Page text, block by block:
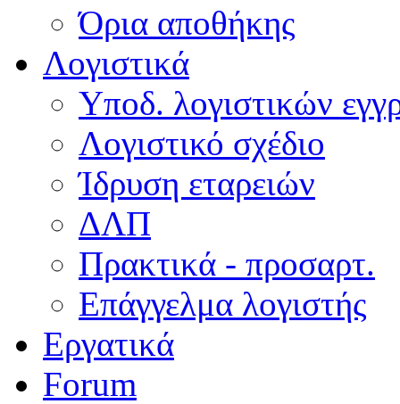
Όρια αποθήκης
Λογιστικά
Υποδ. λογιστικών
Λογιστικό σχέδιο
Ίδρυση εταρειών
ΔΛΠ
Πρακτικά - προσαρτ.
Επάγγελμα λογιστής
Εργατικά
Forum